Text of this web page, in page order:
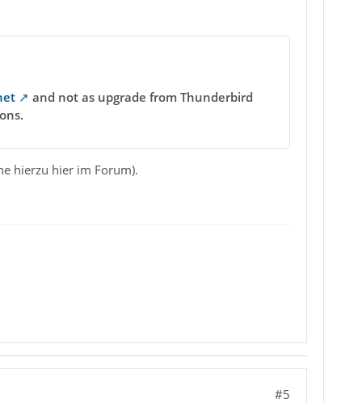
and not as upgrade from Thunderbird
hierzu hier im Forum).
#5